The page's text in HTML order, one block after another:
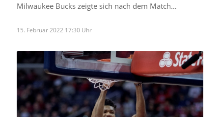
Milwaukee Bucks zeigte sich nach dem Match…
15. Februar 2022 17:30 Uhr